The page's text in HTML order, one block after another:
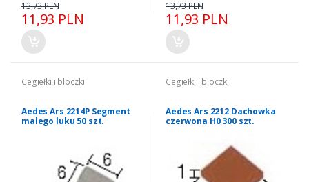
11,93 PLN
13,73 PLN
11,93 PLN
13,73 PLN
Cegiełki i bloczki
Aedes Ars 2214P Segment
malego luku 50 szt.
Cegiełki i bloczki
Aedes Ars 2212 Dachowka
czerwona H0 300 szt.